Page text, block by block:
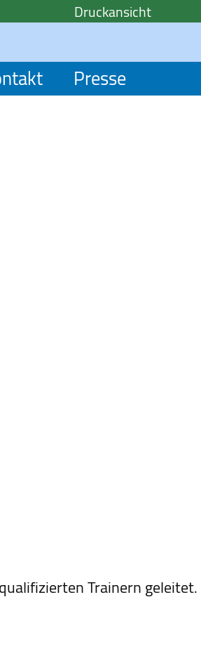
Druckansicht
Presse
Trainern geleitet.